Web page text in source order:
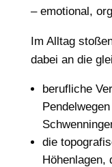
– emotional,
Im Alltag
dabei an die
berufliche
die
Höhenlagen,